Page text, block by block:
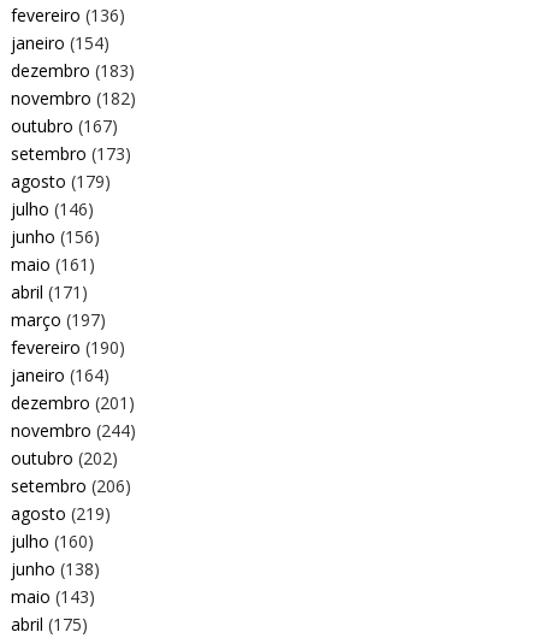
fevereiro (136)
janeiro (154)
dezembro (183)
novembro (182)
outubro (167)
setembro (173)
agosto (179)
julho (146)
junho (156)
maio (161)
abril (171)
março (197)
fevereiro (190)
janeiro (164)
dezembro (201)
novembro (244)
outubro (202)
setembro (206)
agosto (219)
julho (160)
junho (138)
maio (143)
abril (175)